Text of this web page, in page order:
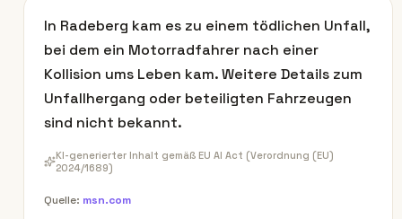
In Radeberg kam es zu einem tödlichen Unfall,
bei dem ein Motorradfahrer nach einer
Kollision ums Leben kam. Weitere Details zum
Unfallhergang oder beteiligten Fahrzeugen
sind nicht bekannt.
KI-generierter Inhalt gemäß EU AI Act (Verordnung (EU)
2024/1689)
Quelle: msn.com